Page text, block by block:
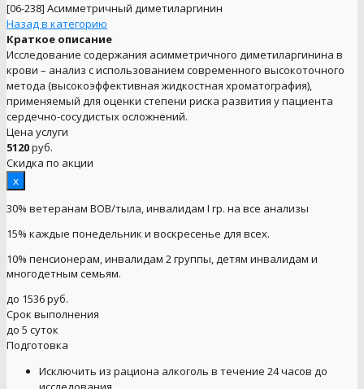
[06-238] Асимметричный диметиларгинин
Назад в категорию
Краткое описание
Исследование содержания асимметричного диметиларгинина в
крови – анализ с использованием современного высокоточного
метода (высокоэффективная жидкостная хроматография),
применяемый для оценки степени риска развития у пациента
сердечно-сосудистых осложнений.
Цена услуги
5120руб.
Скидка по акции
x
30% ветеранам ВОВ/тыла, инвалидам I гр. на все анализы
15% каждые понедельник и воскресенье для всех.
10% пенсионерам, инвалидам 2 группы, детям инвалидам и
многодетным семьям.
до 1536 руб.
Срок выполнения
до 5 суток
Подготовка
Исключить из рациона алкоголь в течение 24 часов до